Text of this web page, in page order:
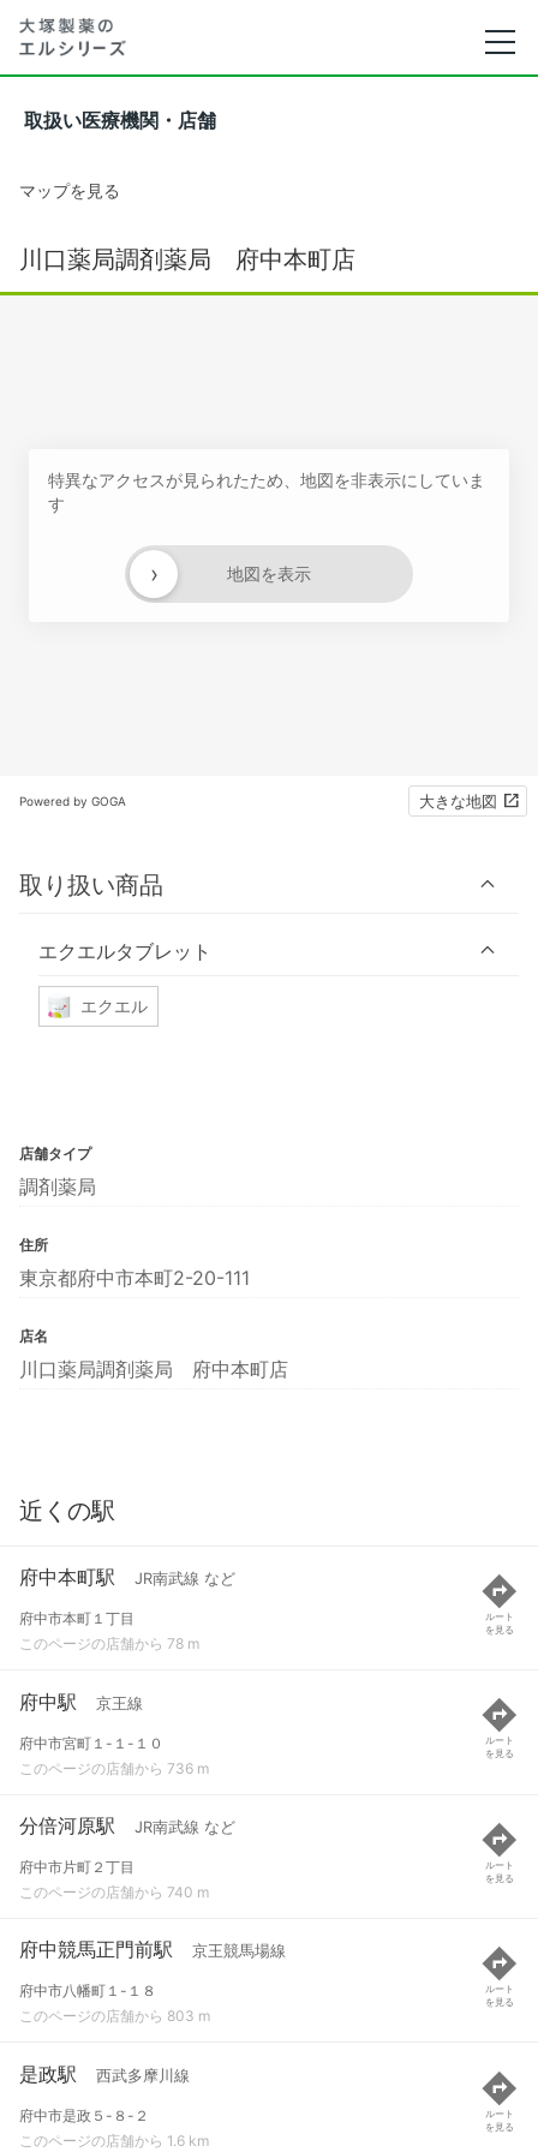
取扱い医療機関・店舗
マップを見る
川口薬局調剤薬局 府中本町店
特異なアクセスが見られたため、地図を非表示にしていま
す
地図を表示
›
Powered by GOGA 大きな地図
取り扱い商品
エクエルタブレット
エクエル
店舗タイプ
調剤薬局
住所
東京都府中市本町2-20-111
店名
川口薬局調剤薬局 府中本町店
近くの駅
府中本町駅 JR南武線 など
府中市本町１丁目
このページの店舗から 78 m
ルート
を見る
府中駅 京王線
府中市宮町１-１-１０
このページの店舗から 736 m
ルート
を見る
分倍河原駅 JR南武線 など
府中市片町２丁目
このページの店舗から 740 m
ルート
を見る
府中競馬正門前駅 京王競馬場線
府中市八幡町１-１８
このページの店舗から 803 m
ルート
を見る
是政駅 西武多摩川線
府中市是政５-８-２
このページの店舗から 1.6 km
ルート
を見る